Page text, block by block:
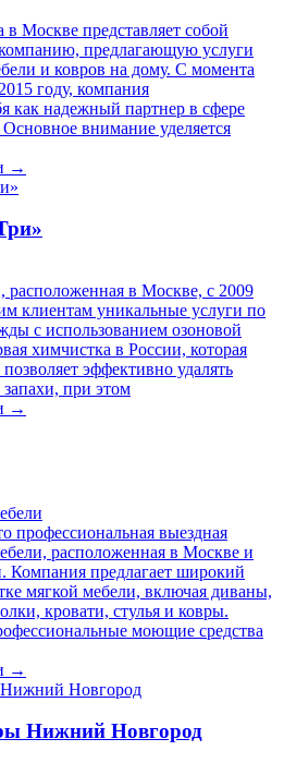
Москве представляет собой
предлагающую услуги
и ковров на дому. С момента
году, компания
как надежный партнер в сфере
внимание уделяется
→
в Москве, с 2009
клиентам уникальные услуги по
с использованием озоновой
химчистка в России, которая
эффективно удалять
при этом
→
выездная
расположенная в Москве и
Компания предлагает широкий
мягкой мебели, включая диваны,
кровати, стулья и ковры.
моющие средства
→
Нижний Новгород